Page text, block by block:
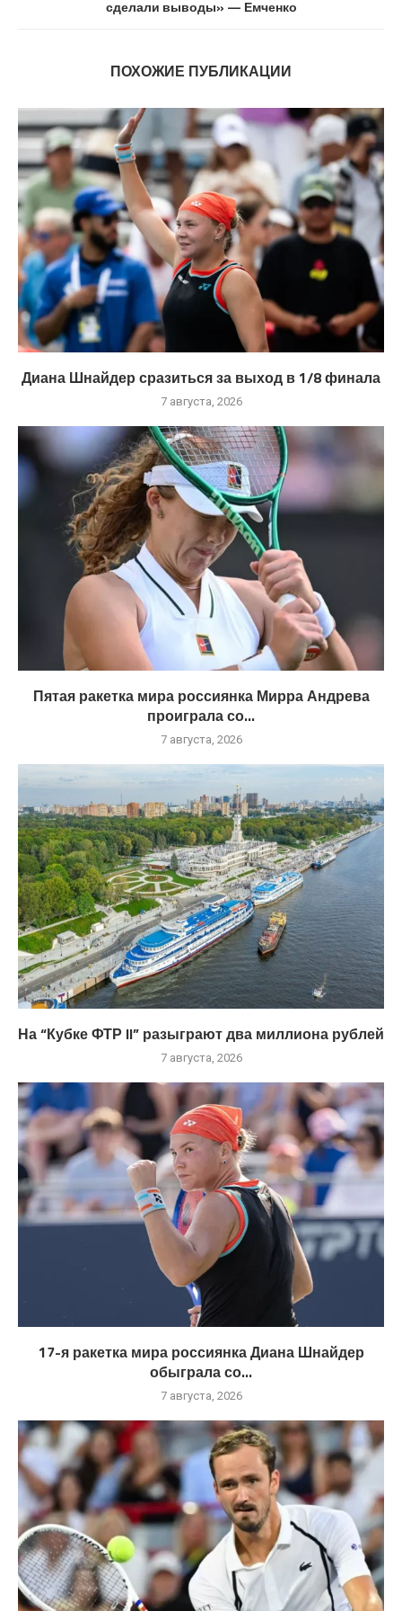
сделали выводы» — Емченко
ПОХОЖИЕ ПУБЛИКАЦИИ
Диана Шнайдер сразиться за выход в 1/8 финала
7 августа, 2026
Пятая ракетка мира россиянка Мирра Андрева
проиграла со...
7 августа, 2026
На “Кубке ФТР II” разыграют два миллиона рублей
7 августа, 2026
17-я ракетка мира россиянка Диана Шнайдер
обыграла со...
7 августа, 2026